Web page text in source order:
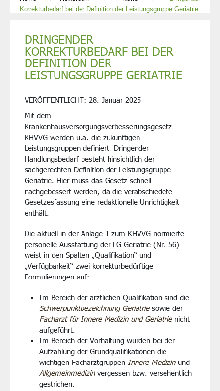
Korrekturbedarf bei der Definition der Leistungsgruppe Geriatrie
DRINGENDER
KORREKTURBEDARF BEI DER
DEFINITION DER
LEISTUNGSGRUPPE GERIATRIE
VERÖFFENTLICHT: 28. Januar 2025
Mit dem
Krankenhausversorgungsverbesserungsgesetz
KHVVG werden u.a. die zukünftigen
Leistungsgruppen definiert. Dringender
Handlungsbedarf besteht hinsichtlich der
sachgerechten Definition der Leistungsgruppe
Geriatrie. Hier muss das Gesetz schnell
nachgebessert werden, da die verabschiedete
Gesetzesfassung eine redaktionelle Unrichtigkeit
enthält.
Die aktuell in der Anlage 1 zum KHVVG normierte
personelle Ausstattung der LG Geriatrie (Nr. 56)
weist in den Spalten „Qualifikation“ und
„Verfügbarkeit“ zwei korrekturbedürftige
Formulierungen auf:
Im Bereich der ärztlichen Qualifikation sind die
Schwerpunktbezeichnung Geriatriesowie der
Facharzt für Innere Medizin und Geriatrienicht
aufgeführt.
Im Bereich der Vorhaltung wurden bei der
Aufzählung der Grundqualifikationen die
wichtigen Facharztgruppen Innere Medizinund
Allgemeinmedizinvergessen bzw. versehentlich
gestrichen.